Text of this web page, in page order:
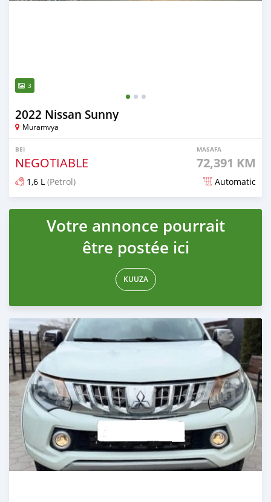
3
2022 Nissan Sunny
Muramvya
BEI
NEGOTIABLE
MASAFA
72,391 KM
1,6 L (Petrol) Automatic
Ilitangazwa miezi 3 iliopita
Votre annonce pourrait
être postée ici
KUUZA